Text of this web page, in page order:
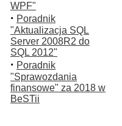
WPF"
· Poradnik
"Aktualizacja SQL
Server 2008R2 do
SQL 2012"
· Poradnik
"Sprawozdania
finansowe" za 2018 w
BeSTii